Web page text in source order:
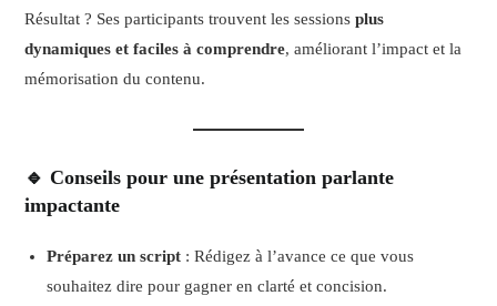
Résultat ? Ses participants trouvent les sessionsplus
dynamiques et faciles à comprendre, améliorant l’impact et la
mémorisation du contenu.
🔹 Conseils pour une présentation parlante
impactante
Préparez un script : Rédigez à l’avance ce que vous
souhaitez dire pour gagner en clarté et concision.